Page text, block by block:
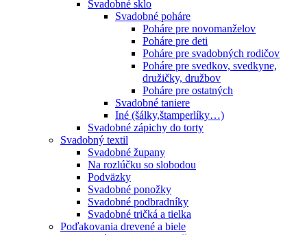
Svadobné sklo
Svadobné poháre
Poháre pre novomanželov
Poháre pre deti
Poháre pre svadobných rodičov
Poháre pre svedkov, svedkyne,
družičky, družbov
Poháre pre ostatných
Svadobné taniere
Iné (šálky,štamperlíky…)
Svadobné zápichy do torty
Svadobný textil
Svadobné župany
Na rozlúčku so slobodou
Podväzky
Svadobné ponožky
Svadobné podbradníky
Svadobné tričká a tielka
Poďakovania drevené a biele